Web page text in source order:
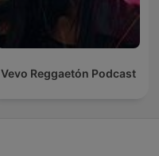
Vevo Reggaetón Podcast